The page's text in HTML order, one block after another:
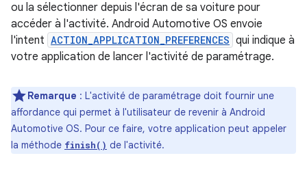
ou la sélectionner depuis l'écran de sa voiture pour
accéder à l'activité. Android Automotive OS envoie
l'intent ACTION_APPLICATION_PREFERENCES qui indique à
votre application de lancer l'activité de paramétrage.
Remarque : L'activité de paramétrage doit fournir une
affordance qui permet à l'utilisateur de revenir à Android
Automotive OS. Pour ce faire, votre application peut appeler
la méthode finish() de l'activité.